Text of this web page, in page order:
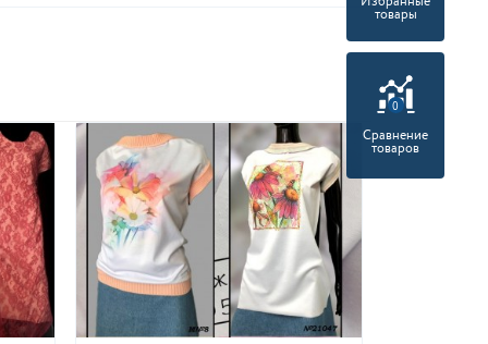
товары
0
Сравнение
товаров